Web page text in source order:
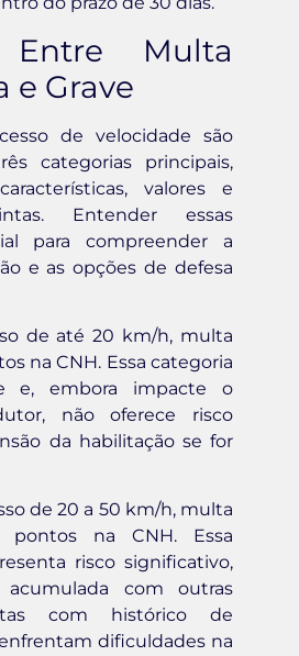
Entre Multa
e Grave
de velocidade são
categorias principais,
valores e
Entender essas
para compreender a
e as opções de defesa
de até 20 km/h, multa
na CNH. Essa categoria
e, embora impacte o
não oferece risco
da habilitação se for
de 20 a 50 km/h, multa
na CNH. Essa
risco significativo,
acumulada com outras
com histórico de
dificuldades na